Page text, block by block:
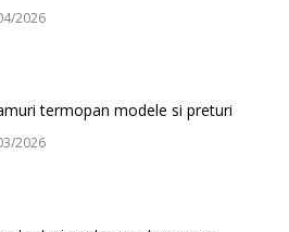
2026
termopan modele si preturi
2026